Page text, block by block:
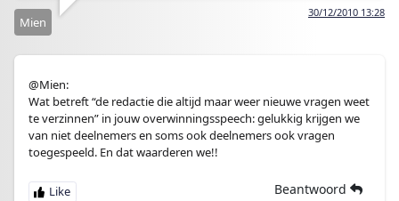
30/12/2010 13:28
Mien
@Mien:
Wat betreft “de redactie die altijd maar weer nieuwe vragen weet
te verzinnen” in jouw overwinningsspeech: gelukkig krijgen we
van niet deelnemers en soms ook deelnemers ook vragen
toegespeeld. En dat waarderen we!!
Beantwoord